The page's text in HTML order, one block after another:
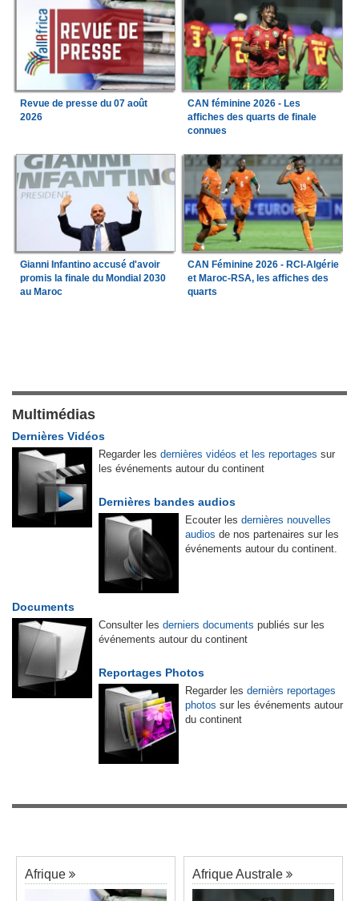
Revue de presse du 07 août
2026
CAN féminine 2026 - Les
affiches des quarts de finale
connues
Gianni Infantino accusé d'avoir
promis la finale du Mondial 2030
au Maroc
CAN Féminine 2026 - RCI-Algérie
et Maroc-RSA, les affiches des
quarts
Multimédias
Dernières Vidéos
Regarder les dernières vidéos et les reportages sur
les événements autour du continent
Dernières bandes audios
Ecouter les dernières nouvelles
audios de nos partenaires sur les
événements autour du continent.
Documents
Consulter les derniers documents publiés sur les
événements autour du continent
Reportages Photos
Regarder les dernièrs reportages
photos sur les événements autour
du continent
Afrique Afrique Australe